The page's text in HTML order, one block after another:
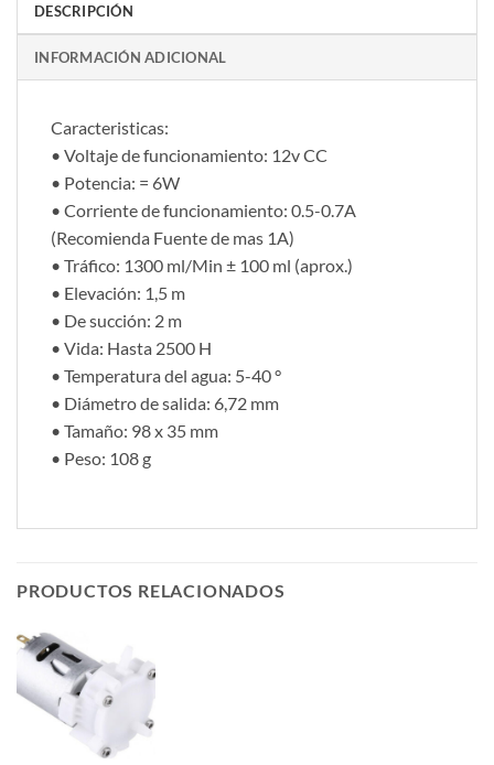
DESCRIPCIÓN
INFORMACIÓN ADICIONAL
Caracteristicas:
• Voltaje de funcionamiento: 12v CC
• Potencia: = 6W
• Corriente de funcionamiento: 0.5-0.7A
(Recomienda Fuente de mas 1A)
• Tráfico: 1300 ml/Min ± 100 ml (aprox.)
• Elevación: 1,5 m
• De succión: 2 m
• Vida: Hasta 2500 H
• Temperatura del agua: 5-40 °
• Diámetro de salida: 6,72 mm
• Tamaño: 98 x 35 mm
• Peso: 108 g
PRODUCTOS RELACIONADOS